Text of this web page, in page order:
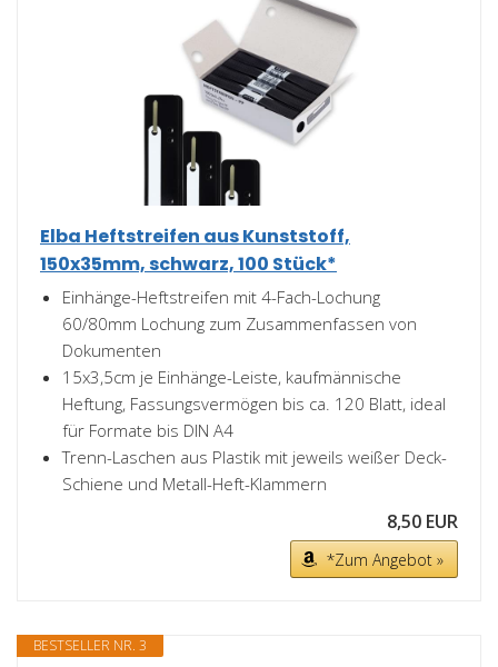
Elba Heftstreifen aus Kunststoff,
150x35mm, schwarz, 100 Stück*
Einhänge-Heftstreifen mit 4-Fach-Lochung
60/80mm Lochung zum Zusammenfassen von
Dokumenten
15x3,5cm je Einhänge-Leiste, kaufmännische
Heftung, Fassungsvermögen bis ca. 120 Blatt, ideal
für Formate bis DIN A4
Trenn-Laschen aus Plastik mit jeweils weißer Deck-
Schiene und Metall-Heft-Klammern
8,50 EUR
*Zum Angebot »
BESTSELLER NR. 3